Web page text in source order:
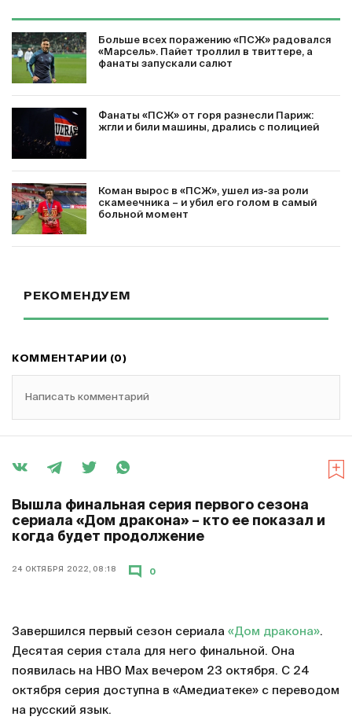
Больше всех поражению «ПСЖ» радовался
«Марсель». Пайет троллил в твиттере, а
фанаты запускали салют
Фанаты «ПСЖ» от горя разнесли Париж:
жгли и били машины, дрались с полицией
Коман вырос в «ПСЖ», ушел из-за роли
скамеечника – и убил его голом в самый
больной момент
РЕКОМЕНДУЕМ
КОММЕНТАРИИ (0)
Написать комментарий
Вышла финальная серия первого сезона
сериала «Дом дракона» – кто ее показал и
когда будет продолжение
24 ОКТЯБРЯ 2022, 08:18 0
Завершился первый сезон сериала «Дом дракона».
Десятая серия стала для него финальной. Она
появилась на HBO Max вечером 23 октября. С 24
октября серия доступна в «Амедиатеке» с переводом
на русский язык.